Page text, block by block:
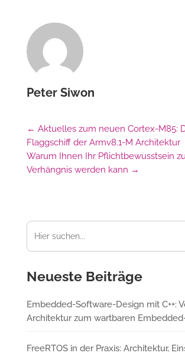
Peter Siwon
← Aktuelles zum neuen Cortex-M85:
Flaggschiff der Armv8.1-M Architektur
Warum Ihnen Ihr Pflichtbewusstsein
Verhängnis werden kann →
Suchen
nach:
Neueste Beiträge
Embedded-Software-Design mit C++:
Architektur zum wartbaren
FreeRTOS in der Praxis: Architektur,